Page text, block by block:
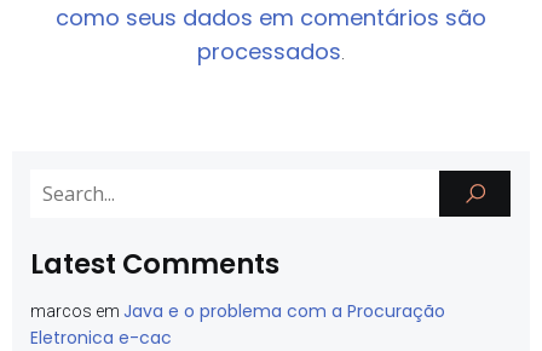
como seus dados em comentários são
processados
Latest Comments
marcos em Java e o problema com a Procuração
Eletronica e-cac